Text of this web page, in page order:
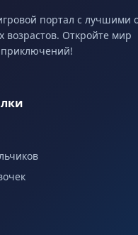
портал с лучшими
возрастов. Откройте мир
приключений!